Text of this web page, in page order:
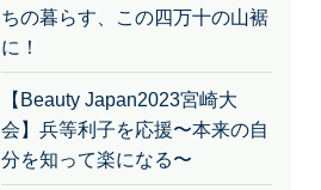
ちの暮らす、この四万十の山裾
に！
【Beauty Japan2023宮崎大
会】兵等利子を応援〜本来の自
分を知って楽になる〜